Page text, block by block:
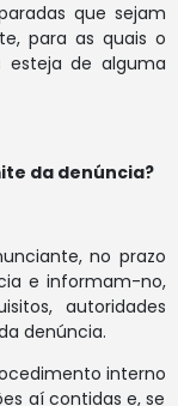
que sejam
para as quais o
esteja de alguma
da denúncia?
no prazo
e informam-no,
autoridades
denúncia.
interno
aí contidas e, se